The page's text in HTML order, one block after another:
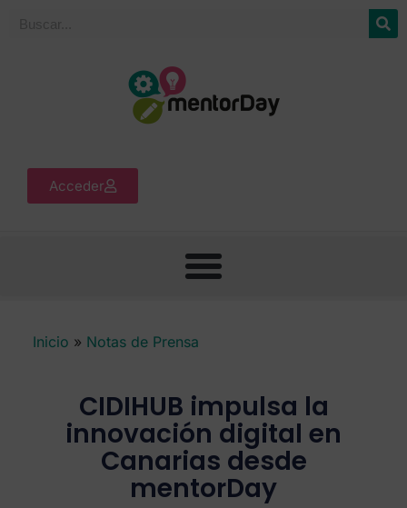
Acceder
Inicio » Notas de Prensa
CIDIHUB impulsa la
innovación digital en
Canarias desde
mentorDay